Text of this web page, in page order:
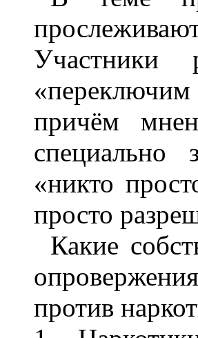
Участники
«переключим
причём
специально
«никто
просто
Какие
против